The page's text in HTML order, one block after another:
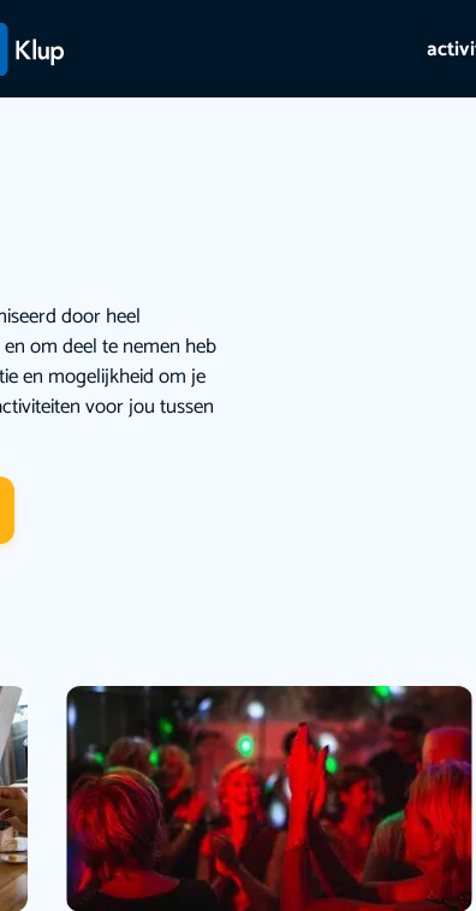
door heel
om deel te nemen heb
en mogelijkheid om je
voor jou tussen